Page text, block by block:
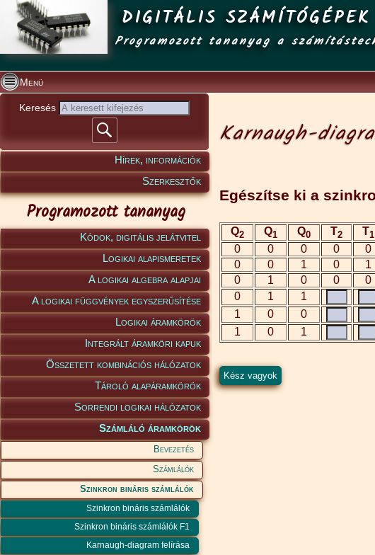
DIGITÁLIS SZÁMÍTÓGÉPEK
Programozott tananyag a
Menü
Keresés
Hírek, információk
Szerkesztők
Programozott tananyag
Kódok, digitális jelátvitel
Logikai alapismeretek
A logikai algebra alapjai
A logikai függvények egyszerűsítése
Logikai áramkörök
Integrált áramköri kapuk
Összetett kombinációs hálózatok
Tároló alapáramkörök
Sorrendi logikai hálózatok
Számláló áramkörök
Bevezetés
Számlálók
Szinkron bináris számlálók
Szinkron bináris számlálók
Szinkron bináris számlálók F1
Karnaugh-diagram felírása
Karnaugh-
Egészítse ki a
Q2 Q1 Q0 T2 T1
0 0 0 0 0
0
0 1 0 1
0
1 0 0 0
0
1
1
1
0
0
1
0 1